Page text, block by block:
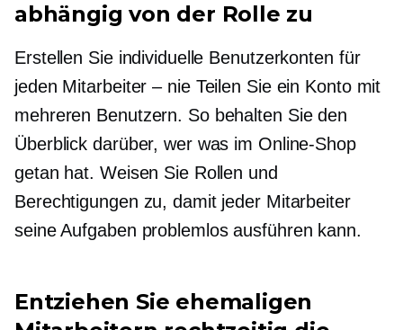
abhängig von der Rolle zu
Erstellen Sie individuelle Benutzerkonten für
jeden Mitarbeiter – nieTeilen Sie ein Konto mit
mehreren Benutzern. So behalten Sie den
Überblick darüber, wer was im Online-Shop
getan hat. Weisen Sie Rollen und
Berechtigungen zu, damit jeder Mitarbeiter
seine Aufgaben problemlos ausführen kann.
Entziehen Sie ehemaligen